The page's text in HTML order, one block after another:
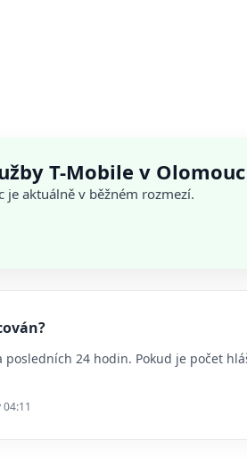
T-Mobile v Olomouc
je aktuálně v běžném rozmezí.
24 hodin. Pokud je počet